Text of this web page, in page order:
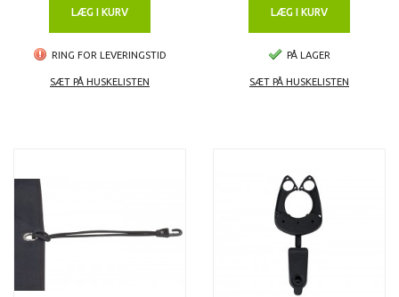
LÆG I KURV
RING FOR LEVERINGSTID
SÆT PÅ HUSKELISTEN
LÆG I KURV
PÅ LAGER
SÆT PÅ HUSKELISTEN